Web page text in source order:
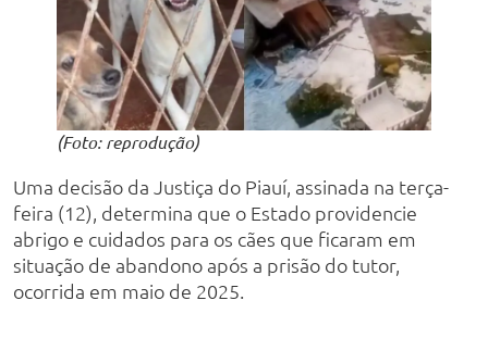
(Foto: reprodução)
Uma decisão da Justiça do Piauí, assinada na terça-
feira (12), determina que o Estado providencie
abrigo e cuidados para os cães que ficaram em
situação de abandono após a prisão do tutor,
ocorrida em maio de 2025.